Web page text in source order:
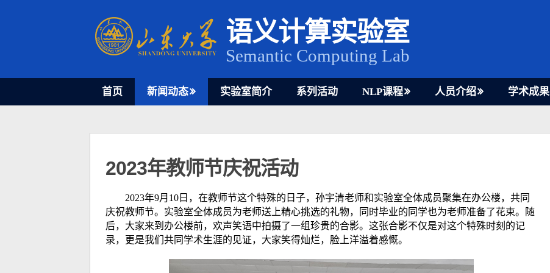
语义计算实验室
Semantic Computing Lab
首页 新闻动态 实验室简介 系列活动 NLP课程 人员介绍 学术成果
2023年教师节庆祝活动
2023年9月10日，在教师节这个特殊的日子， 孙宇清老师和实验室全体成员聚集在办公楼，共同
庆祝教师节。 实验室全体成员为老师送上精心挑选的礼物，同时毕业的同学也为老师准备了花束。随
后，大家来到办公楼前，欢声笑语中拍摄了一组珍贵的合影。这张合影不仅是对这个特殊时刻的记
录，更是我们共同学术生涯的见证，大家笑得灿烂，脸上洋溢着感慨。